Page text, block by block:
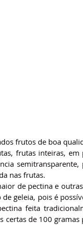
frutos de boa
frutas inteiras,
nas frutas.
de pectina e
geleia, pois é
feita
certas de 100